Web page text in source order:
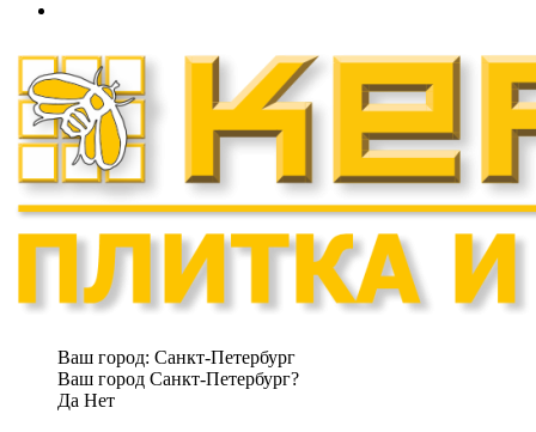
Ваш город: Санкт-Петербург
Ваш город Санкт-Петербург?
Да Нет